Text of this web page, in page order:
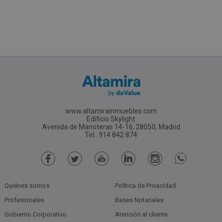
www.altamirainmuebles.com
Edificio Skylight
Avenida de Manoteras 14-16, 28050, Madrid
Tel.: 914 842 874
Quiénes somos
Profesionales
Gobierno Corporativo
Política de Privacidad
Bases Notariales
Atención al cliente